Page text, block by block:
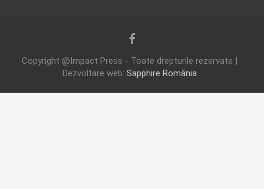
Copyright @Impact Press - Toate drepturile rezervate |
Dezvoltare web: Sapphire România